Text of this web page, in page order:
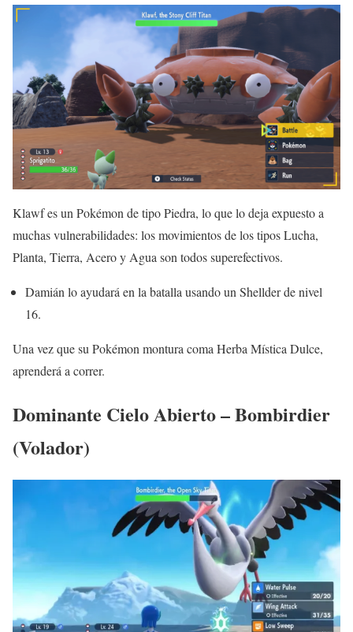
Klawf es un Pokémon de tipo Piedra, lo que lo deja expuesto a
muchas vulnerabilidades: los movimientos de los tipos Lucha,
Planta, Tierra, Acero y Agua son todos superefectivos.
Damián lo ayudará en la batalla usando un Shellder de nivel
16.
Una vez que su Pokémon montura coma Herba Mística Dulce,
aprenderá a correr.
Dominante Cielo Abierto – Bombirdier
(Volador)